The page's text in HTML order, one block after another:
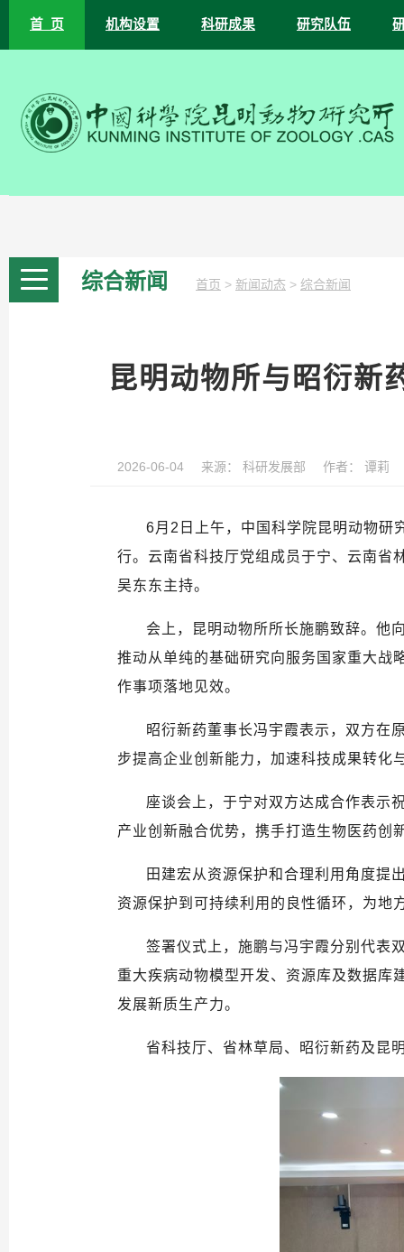
首 页 机构设置 科研成果 研究队伍
综合新闻 首页 > 新闻动态 > 综合新闻
昆明动物所与昭衍新
2026-06-04 来源： 科研发展部 作者： 谭莉
6月 2 日上午，中国科学院昆明动物
行。云南省科技厅党组成员于宁、云南省
吴东东主持。
会上，昆明动物所所长施鹏致辞。他
推动从单纯的基础研究向服务国家重大战
作事项落地见效。
昭衍新药董事长冯宇霞表示，双方在
步提高企业创新能力，加速科技成果转化
座谈会上，于宁对双方达成合作表示
产业创新融合优势，携手打造生物医药创
田建宏从资源保护和合理利用角度提
资源保护到可持续利用的良性循环，为地
签署仪式上，施鹏与冯宇霞分别代表
重大疾病动物模型开发、资源库及数据库
发展新质生产力。
省科技厅、省林草局、昭衍新药及昆